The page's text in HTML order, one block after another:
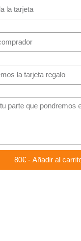
80€ - Añadir al